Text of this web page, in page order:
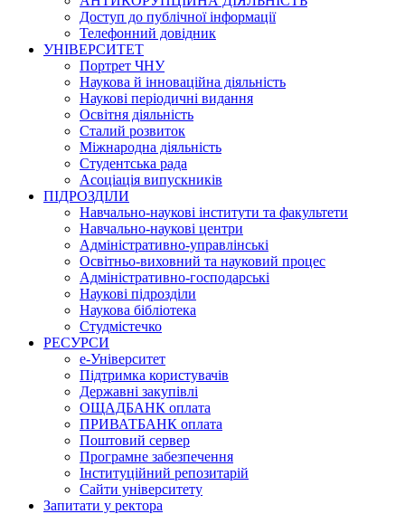
Доступ до публічної інформації
Телефонний довідник
УНІВЕРСИТЕТ
Портрет ЧНУ
Наукова й інноваційна діяльність
Наукові періодичні видання
Освітня діяльність
Сталий розвиток
Міжнародна діяльність
Студентська рада
Асоціація випускників
ПІДРОЗДІЛИ
Навчально-наукові інститути та факультети
Навчально-наукові центри
Адміністративно-управлінські
Освітньо-виховний та науковий процес
Адміністративно-господарські
Наукові підрозділи
Наукова бібліотека
Студмістечко
РЕСУРСИ
е-Університет
Підтримка користувачів
Державні закупівлі
ОЩАДБАНК оплата
ПРИВАТБАНК оплата
Поштовий сервер
Програмне забезпечення
Інституційний репозитарій
Сайти університету
Запитати у ректора